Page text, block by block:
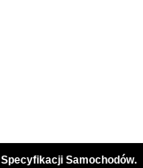
Samochodów.